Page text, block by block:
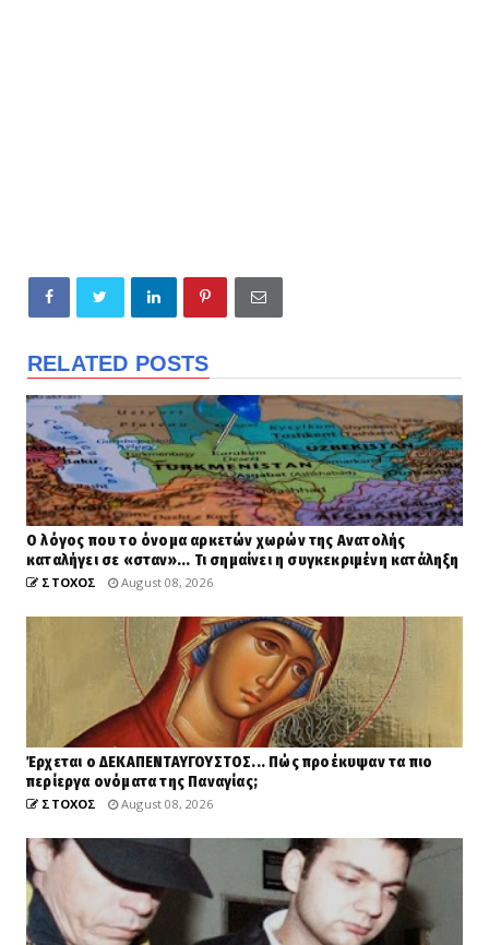
RELATED POSTS
Ο λόγος που το όνομα αρκετών χωρών της Ανατολής
καταλήγει σε «σταν»... Τι σημαίνει η συγκεκριμένη κατάληξη
ΣΤΟΧΟΣ August 08, 2026
Έρχεται ο ΔΕΚΑΠΕΝΤΑΥΓΟΥΣΤΟΣ... Πώς προέκυψαν τα πιο
περίεργα ονόματα της Παναγίας;
ΣΤΟΧΟΣ August 08, 2026